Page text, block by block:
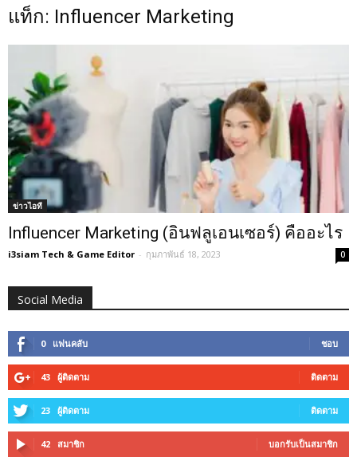
แท็ก: Influencer Marketing
ข่าวไอที
Influencer Marketing (อินฟลูเอนเซอร์) คืออะไร
i3siam Tech & Game Editor - กุมภาพันธ์ 18, 2023 0
Social Media
0 แฟนคลับ ชอบ
43 ผู้ติดตาม ติดตาม
23 ผู้ติดตาม ติดตาม
42 สมาชิก บอกรับเป็นสมาชิก